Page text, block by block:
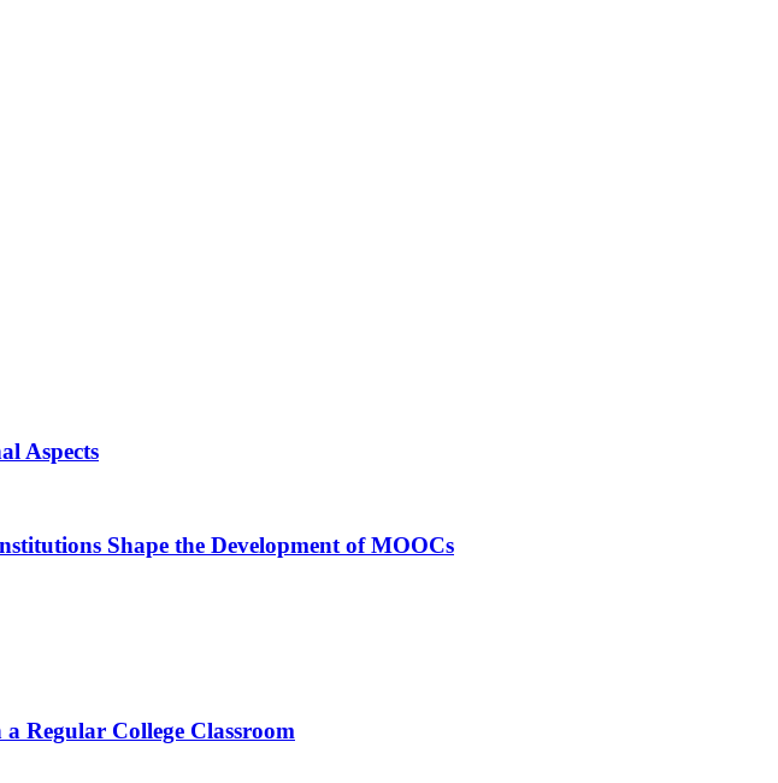
Aspects
Shape the Development of MOOCs
Regular College Classroom